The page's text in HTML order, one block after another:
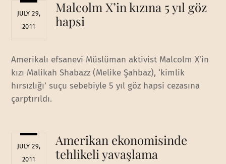
JULY 29,
2011
Malcolm X’in kızına 5 yıl göz
hapsi
Amerikalı efsanevi Müslüman aktivist Malcolm X’in
kızı Malikah Shabazz (Melike Şahbaz), ‘kimlik
hırsızlığı’ suçu sebebiyle 5 yıl göz hapsi cezasına
çarptırıldı.
JULY 29,
2011
Amerikan ekonomisinde
tehlikeli yavaşlama